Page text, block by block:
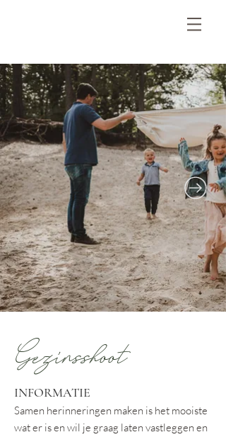
Gezinsshoot
INFORMATIE
Samen herinneringen maken is het mooiste
wat er is en wil je graag laten vastleggen en